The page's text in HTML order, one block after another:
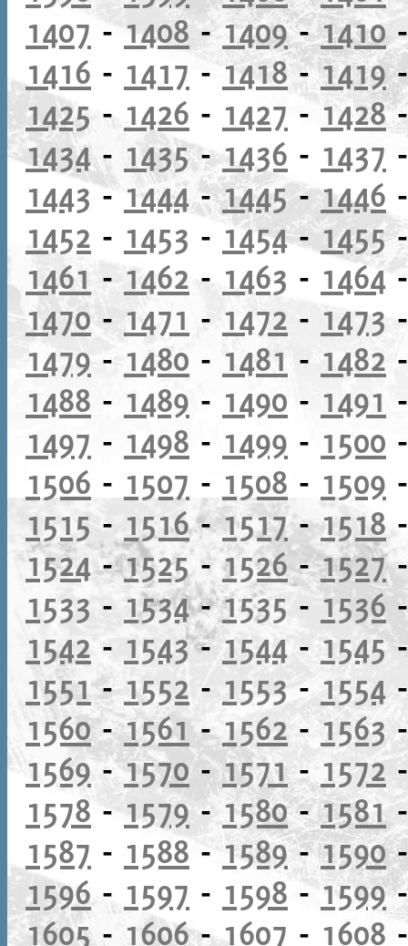
1407 -1408-1409-1410
1416 - 1417 -1418-1419
1425- 1426 - 1427 - 1428
1434- 1435-1436 - 1437
1443- 1444-1445-1446
1452 - 1453 - 1454-1455
1461 -1462 - 1463 - 1464
1470- 1471 - 1472 - 1473
1479 - 1480 - 1481 - 1482
1488 - 1489 - 1490 - 1491
1497 - 1498 - 1499 - 1500
1506 - 1507 - 1508 - 1509
1515- 1516-1517-1518
1524-1525-1526-1527
1533 - 1534-1535 - 1536
1542 - 1543-1544- 1545
1551-1552 - 1553- 1554
1560-1561-1562-1563
1569-1570-1571- 1572
1578-1579- 1580-1581
1587 - 1588 -1589-1590
1596- 1597 - 1598 - 1599
1605- 1606-1607 - 1608